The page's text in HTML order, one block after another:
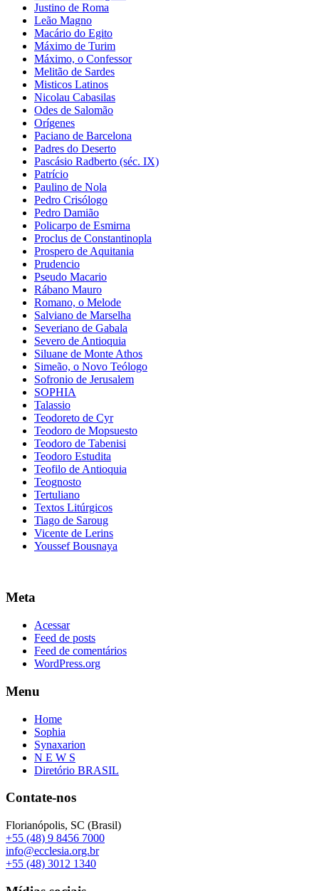
Justino de Roma
Leão Magno
Macário do Egito
Máximo de Turim
Máximo, o Confessor
Melitão de Sardes
Misticos Latinos
Nicolau Cabasilas
Odes de Salomão
Orígenes
Paciano de Barcelona
Padres do Deserto
Pascásio Radberto (séc. IX)
Patrício
Paulino de Nola
Pedro Crisólogo
Pedro Damião
Policarpo de Esmirna
Proclus de Constantinopla
Prospero de Aquitania
Prudencio
Pseudo Macario
Rábano Mauro
Romano, o Melode
Salviano de Marselha
Severiano de Gabala
Severo de Antioquia
Siluane de Monte Athos
Simeão, o Novo Teólogo
Sofronio de Jerusalem
SOPHIA
Talassio
Teodoreto de Cyr
Teodoro de Mopsuesto
Teodoro de Tabenisi
Teodoro Estudita
Teofilo de Antioquia
Teognosto
Tertuliano
Textos Litúrgicos
Tiago de Saroug
Vicente de Lerins
Youssef Bousnaya
Meta
Acessar
Feed de posts
Feed de comentários
WordPress.org
Menu
Home
Sophia
Synaxarion
N E W S
Diretório BRASIL
Contate-nos
Florianópolis, SC (Brasil)
+55 (48) 9 8456 7000
info@ecclesia.org.br
+55 (48) 3012 1340